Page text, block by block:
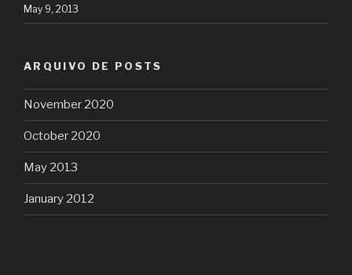
May 9, 2013
ARQUIVO DE POSTS
November 2020
October 2020
May 2013
January 2012